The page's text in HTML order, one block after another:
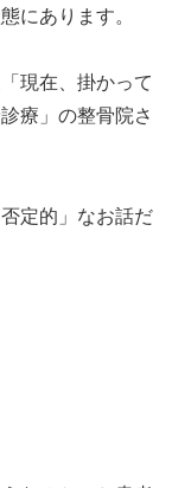
にあります。
現在、掛かって
療」の整骨院さ
定的」なお話だ